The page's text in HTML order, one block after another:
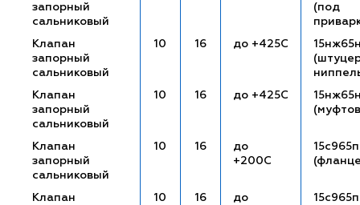
запорный
сальниковый
(под
Клапан
запорный
сальниковый
10 16 до +425С
Клапан
запорный
сальниковый
10 16 до +425С
Клапан
запорный
сальниковый
10 16
до
+200С
15с965п
Клапан
10 16
до